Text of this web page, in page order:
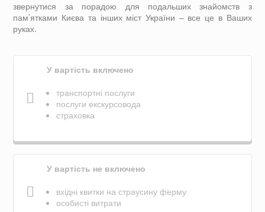
звернутися за порадою для подальших знайомств з
пам’ятками Києва та інших міст України – все це в Ваших
руках.
У вартість включено
транспортні послуги
послуги екскурсовода
страховка
У вартість не включено
вхідні квитки на страусину ферму
особисті витрати